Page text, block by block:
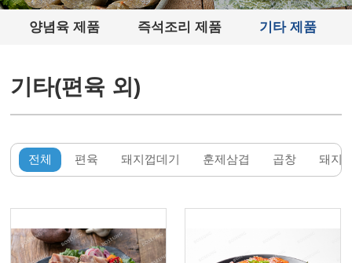
양념육 제품 즉석조리 제품 기타 제품
기타(편육 외)
전체 편육 돼지껍데기 훈제삼겹 곱창 돼지